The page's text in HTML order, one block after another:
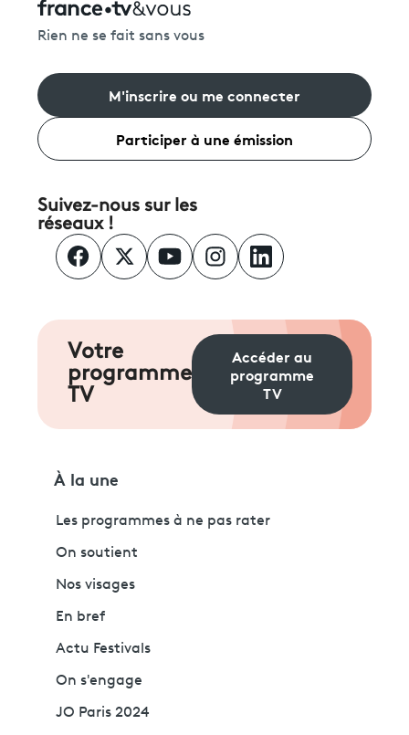
Rien ne se fait sans vous
M'inscrire ou me connecter
Participer à une émission
Suivez-nous sur les
réseaux !
Votre
programme
TV
Accéder au
programme
TV
À la une
Les programmes à ne pas rater
On soutient
Nos visages
En bref
Actu Festivals
On s'engage
JO Paris 2024